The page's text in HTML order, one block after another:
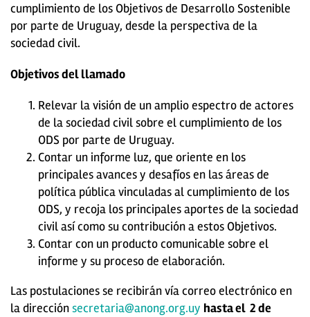
cumplimiento de los Objetivos de Desarrollo Sostenible
por parte de Uruguay, desde la perspectiva de la
sociedad civil.
Objetivos del llamado
Relevar la visión de un amplio espectro de actores
de la sociedad civil sobre el cumplimiento de los
ODS por parte de Uruguay.
Contar un informe luz, que oriente en los
principales avances y desafíos en las áreas de
política pública vinculadas al cumplimiento de los
ODS, y recoja los principales aportes de la sociedad
civil así como su contribución a estos Objetivos.
Contar con un producto comunicable sobre el
informe y su proceso de elaboración.
Las postulaciones se recibirán vía correo electrónico en
la direcciónsecretaria@anong.org.uy hasta el 2 de